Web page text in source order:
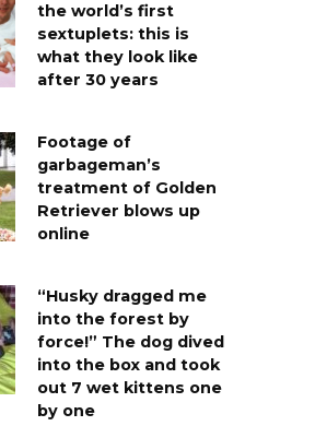
the world’s first
sextuplets: this is
what they look like
after 30 years
Footage of
garbageman’s
treatment of Golden
Retriever blows up
online
“Husky dragged me
into the forest by
force!” The dog dived
into the box and took
out 7 wet kittens one
by one